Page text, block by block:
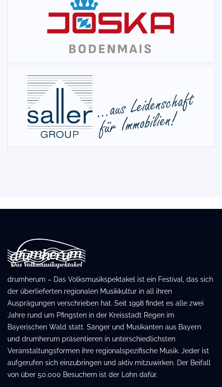
drumherum – Das Volksmusikspektakel ist ein Festival, das sich
der überlieferten regionalen Musikkultur in all ihren
Ausprägungen verschrieben hat. Seit 1998 findet es alle zwei
Jahre rund um Pfingsten in der Kreisstadt Regen im
Bayerischen Wald statt. Sänger und Musikanten aus Bayern
und drumherum präsentieren in unterschiedlichsten
Veranstaltungsformen ihre regionalspezifische Musik. Jeder ist
aufgerufen sich einzubringen und aktiv mitzuwirken. Der Beifall
von über 50.000 Besuchern ist der Lohn dafür.